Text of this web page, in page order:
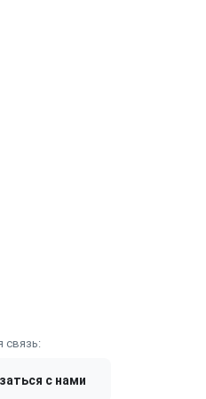
связь:
с нами